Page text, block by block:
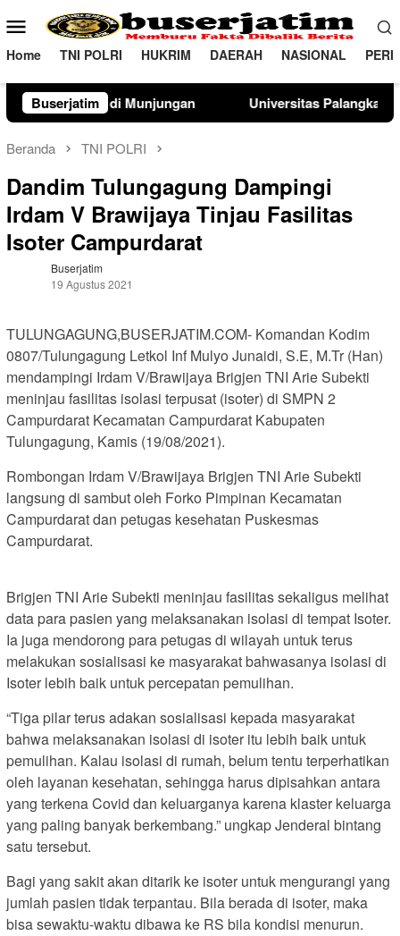
ke
konten
Menu
Mobile
Home TNI POLRI HUKRIM DAERAH NASIONAL
Buserjatim
Universitas Palangka Raya Perkuat SDM Polri Lewat
Beranda TNI POLRI
Dandim Tulungagung Dampingi
Irdam V Brawijaya Tinjau Fasilitas
Isoter Campurdarat
Buserjatim
19 Agustus 2021
TULUNGAGUNG,BUSERJATIM.COM- Komandan Kodim
0807/Tulungagung Letkol Inf Mulyo Junaidi, S.E, M.Tr (Han)
mendampingi Irdam V/Brawijaya Brigjen TNI Arie Subekti
meninjau fasilitas isolasi terpusat (isoter) di SMPN 2
Campurdarat Kecamatan Campurdarat Kabupaten
Tulungagung, Kamis (19/08/2021).
Rombongan Irdam V/Brawijaya Brigjen TNI Arie Subekti
langsung di sambut oleh Forko Pimpinan Kecamatan
Campurdarat dan petugas kesehatan Puskesmas
Campurdarat.
Brigjen TNI Arie Subekti meninjau fasilitas sekaligus melihat
data para pasien yang melaksanakan isolasi di tempat Isoter.
Ia juga mendorong para petugas di wilayah untuk terus
melakukan sosialisasi ke masyarakat bahwasanya isolasi di
Isoter lebih baik untuk percepatan pemulihan.
“Tiga pilar terus adakan sosialisasi kepada masyarakat
bahwa melaksanakan isolasi di isoter itu lebih baik untuk
pemulihan. Kalau isolasi di rumah, belum tentu terperhatikan
oleh layanan kesehatan, sehingga harus dipisahkan antara
yang terkena Covid dan keluarganya karena klaster keluarga
yang paling banyak berkembang.” ungkap Jenderal bintang
satu tersebut.
Bagi yang sakit akan ditarik ke isoter untuk mengurangi yang
jumlah pasien tidak terpantau. Bila berada di isoter, maka
bisa sewaktu-waktu dibawa ke RS bila kondisi menurun.